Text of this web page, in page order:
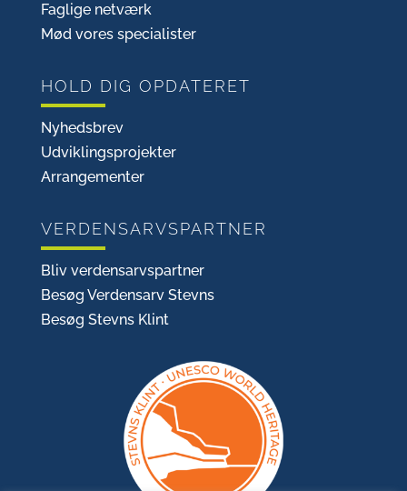
Faglige netværk
Mød vores specialister
HOLD DIG OPDATERET
Nyhedsbrev
Udviklingsprojekter
Arrangementer
VERDENSARVSPARTNER
Bliv verdensarvspartner
Besøg Verdensarv Stevns
Besøg Stevns Klint